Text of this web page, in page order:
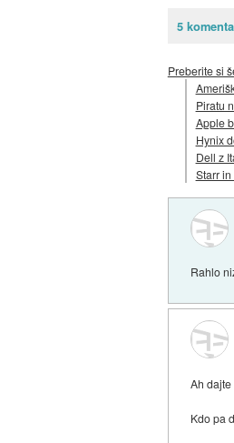
5
Preberite si
Piratu
Apple
Hynix
Dell z
Starr in
Rahlo
Ah
Kdo pa